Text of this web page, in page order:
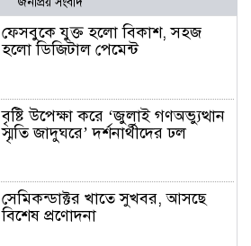
ফেসবুকে যুক্ত হলো বিকাশ, সহজ
হলো ডিজিটাল পেমেন্ট
বৃষ্টি উপেক্ষা করে ‘জুলাই গণঅভ্যুত্থান
স্মৃতি জাদুঘরে’ দর্শনার্থীদের ঢল
সেমিকন্ডাক্টর খাতে সুখবর, আসছে
বিশেষ প্রণোদনা